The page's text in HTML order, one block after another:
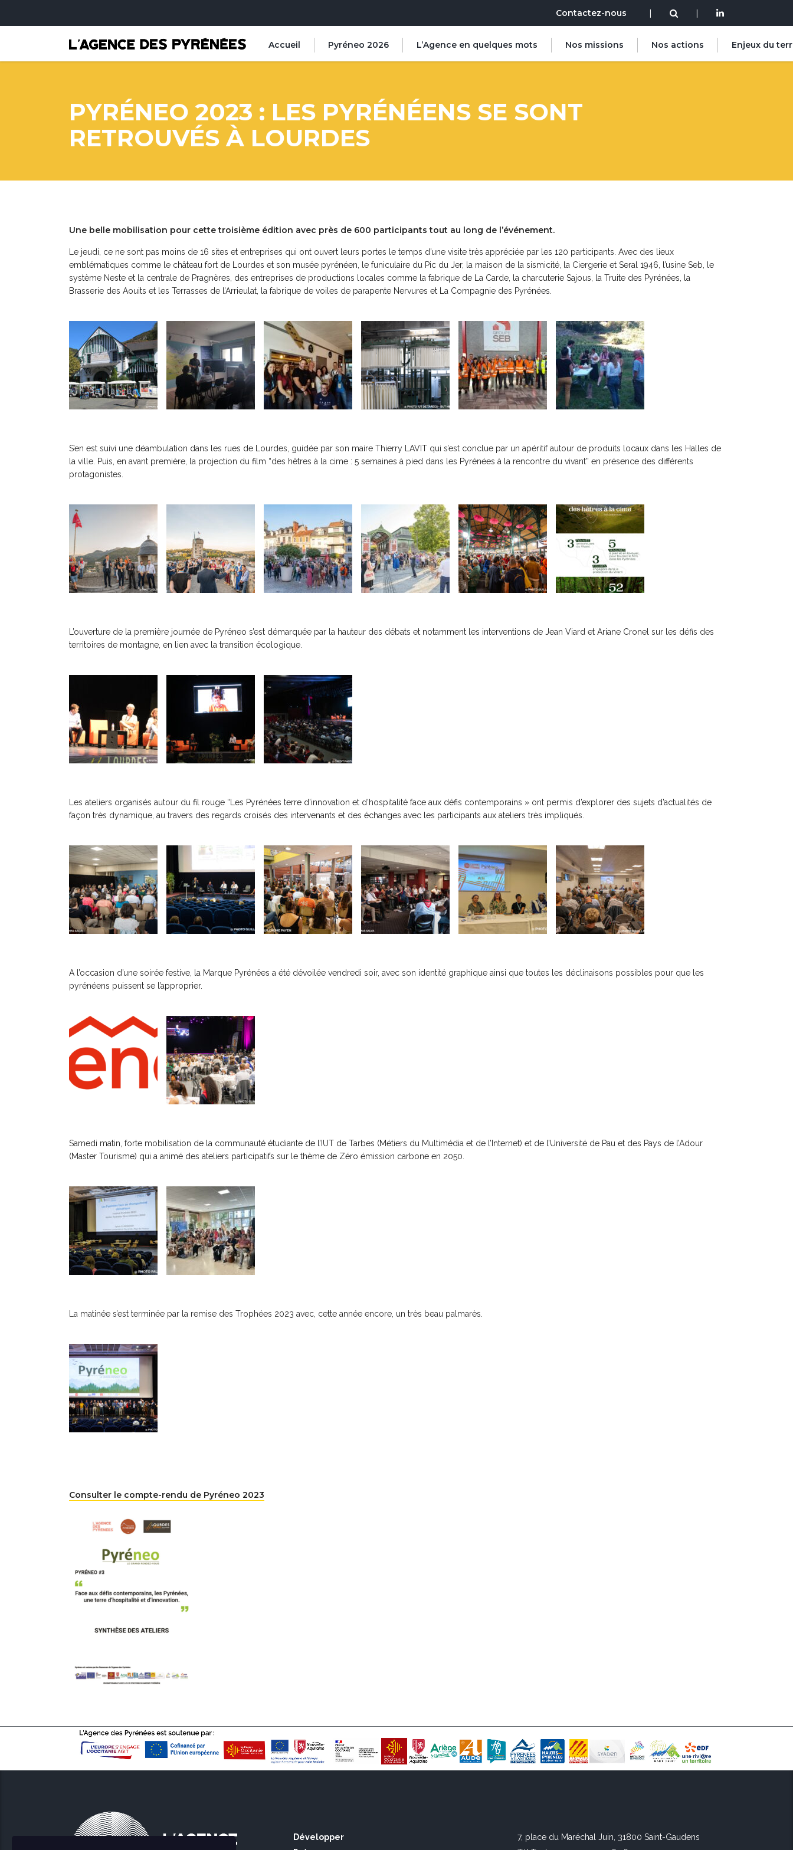
Contactez-nous | |
Accueil Pyréneo 2026 L’Agence en quelques mots Nos missions Nos actions Enjeux du
PYRÉNEO 2023 : LES PYRÉNÉENS SE SONT
RETROUVÉS À LOURDES
Une belle mobilisation pour cette troisième édition avec près de 600 participants tout au long de l’événement.
Le jeudi, ce ne sont pas moins de 16 sites et entreprises qui ont ouvert leurs portes le temps d’une visite très appréciée par les 120 participants. Avec des lieux
emblématiques comme le château fort de Lourdes et son musée pyrénéen, le funiculaire du Pic du Jer, la maison de la sismicité, la Ciergerie et Seral 1946, l’usine Seb, le
système Neste et la centrale de Pragnères, des entreprises de productions locales comme la fabrique de La Carde, la charcuterie Sajous, la Truite des Pyrénées, la
Brasserie des Aouits et les Terrasses de l’Arrieulat, la fabrique de voiles de parapente Nervures et La Compagnie des Pyrénées.
S’en est suivi une déambulation dans les rues de Lourdes, guidée par son maire Thierry LAVIT qui s’est conclue par un apéritif autour de produits locaux dans les Halles de
la ville. Puis, en avant première, la projection du film “des hêtres à la cime : 5 semaines à pied dans les Pyrénées à la rencontre du vivant” en présence des différents
protagonistes.
L’ouverture de la première journée de Pyréneo s’est démarquée par la hauteur des débats et notamment les interventions de Jean Viard et Ariane Cronel sur les défis des
territoires de montagne, en lien avec la transition écologique.
Les ateliers organisés autour du fil rouge “Les Pyrénées terre d’innovation et d’hospitalité face aux défis contemporains » ont permis d’explorer des sujets d’actualités de
façon très dynamique, au travers des regards croisés des intervenants et des échanges avec les participants aux ateliers très impliqués.
A l’occasion d’une soirée festive, la Marque Pyrénées a été dévoilée vendredi soir, avec son identité graphique ainsi que toutes les déclinaisons possibles pour que les
pyrénéens puissent se l’approprier.
Samedi matin, forte mobilisation de la communauté étudiante de l’IUT de Tarbes (Métiers du Multimédia et de l’Internet) et de l’Université de Pau et des Pays de l’Adour
(Master Tourisme) qui a animé des ateliers participatifs sur le thème de Zéro émission carbone en 2050.
La matinée s’est terminée par la remise des Trophées 2023 avec, cette année encore, un très beau palmarès.
Consulter le compte-rendu de Pyréneo 2023
Développer
7, place du Maréchal Juin, 31800 Saint-Gaudens